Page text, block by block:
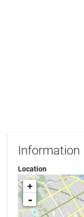
Information
Location
+
-